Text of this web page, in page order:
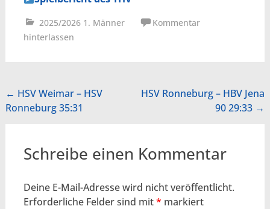
2025/2026 1. Männer
Kommentar
hinterlassen
Beitragsnavigation
← HSV Weimar – HSV
Ronneburg 35:31
HSV Ronneburg – HBV Jena
90 29:33 →
Schreibe einen Kommentar
Deine E-Mail-Adresse wird nicht veröffentlicht.
Erforderliche Felder sind mit* markiert